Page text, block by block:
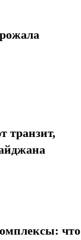
транзит,
что